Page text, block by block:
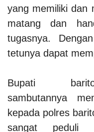
yang memiliki dan
matang dan
tugasnya.
tetunya dapat
Bupati
sambutannya
kepada polres
sangat peduli